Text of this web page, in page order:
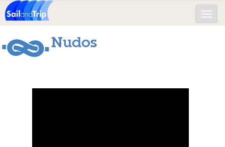
Toggle
Nudos